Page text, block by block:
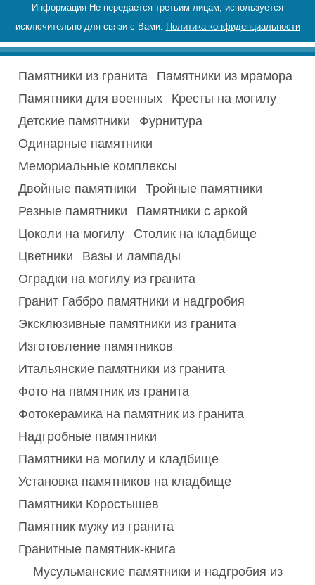
Информация Не передается третьим лицам, используется
исключительно для связи с Вами. Политика конфиденциальности
Памятники из гранита
Памятники из мрамора
Памятники для военных
Кресты на могилу
Детские памятники
Фурнитура
Одинарные памятники
Мемориальные комплексы
Двойные памятники
Тройные памятники
Резные памятники
Памятники с аркой
Цоколи на могилу
Столик на кладбище
Цветники
Вазы и лампады
Оградки на могилу из гранита
Гранит Габбро памятники и надгробия
Эксклюзивные памятники из гранита
Изготовление памятников
Итальянские памятники из гранита
Фото на памятник из гранита
Фотокерамика на памятник из гранита
Надгробные памятники
Памятники на могилу и кладбище
Установка памятников на кладбище
Памятники Коростышев
Памятник мужу из гранита
Гранитные памятник-книга
Мусульманские памятники и надгробия из